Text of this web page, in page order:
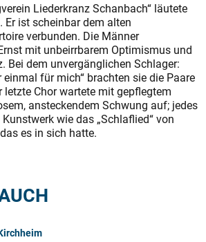
Liederkranz Schanbach“ läutete
Er ist scheinbar dem alten
verbunden. Die Männer
mit unbeirrbarem Optimismus und
Bei dem unvergänglichen Schlager:
einmal für mich“ brachten sie die Paare
letzte Chor wartete mit gepflegtem
ansteckendem Schwung auf; jedes
wie das „Schlaflied“ von
es in sich hatte.